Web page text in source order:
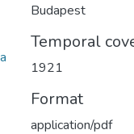
Budapest
Temporal
1921
Format
application/pdf